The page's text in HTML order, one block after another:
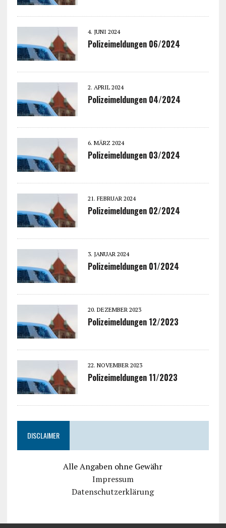
4. JUNI 2024
Polizeimeldungen 06/2024
2. APRIL 2024
Polizeimeldungen 04/2024
6. MÄRZ 2024
Polizeimeldungen 03/2024
21. FEBRUAR 2024
Polizeimeldungen 02/2024
3. JANUAR 2024
Polizeimeldungen 01/2024
20. DEZEMBER 2023
Polizeimeldungen 12/2023
22. NOVEMBER 2023
Polizeimeldungen 11/2023
DISCLAIMER
Alle Angaben ohne Gewähr
Impressum
Datenschutzerklärung